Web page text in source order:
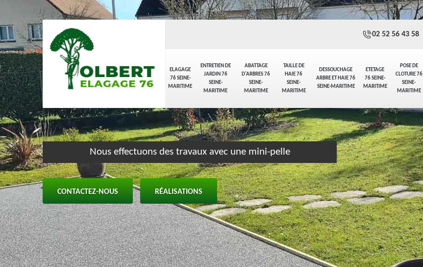
ELAGAGE
76 SEINE-
MARITIME
ENTRETIEN DE
JARDIN 76
SEINE-
MARITIME
ABATTAGE
D'ARBRES 76
SEINE-
MARITIME
TAILLE DE
HAIE 76
SEINE-
MARITIME
DESSOUCHAGE
ARBRE ET HAIE 76
SEINE-MARITIME
ETETAGE
76 SEINE-
MARITIME
POSE DE
CLOTURE 76
SEINE-
MARITIME
02 52 56 43 58
Nous effectuons des travaux avec une mini-pelle
CONTACTEZ-NOUS RÉALISATIONS